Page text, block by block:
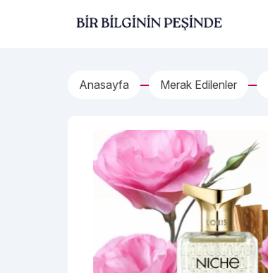
Bir Bilginin Peşinde!
Anasayfa Merak Edilenler